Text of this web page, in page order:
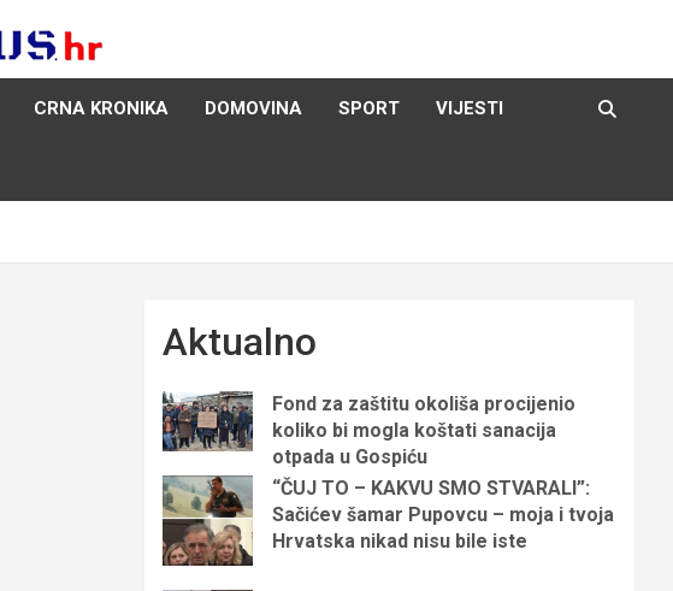
CRNA KRONIKA DOMOVINA SPORT VIJESTI
Aktualno
Fond za zaštitu okoliša procijenio
koliko bi mogla koštati sanacija
otpada u Gospiću
“ČUJ TO – KAKVU SMO STVARALI”:
Sačićev šamar Pupovcu – moja i tvoja
Hrvatska nikad nisu bile iste